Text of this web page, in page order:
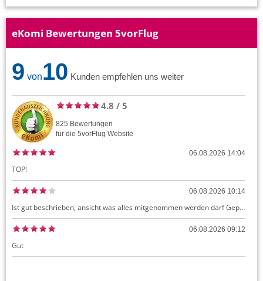
eKomi Bewertungen 5vorFlug
9 von10 Kunden empfehlen uns weiter
4.8 / 5
825 Bewertungen
für die 5vorFlug Website
06.08.2026 14:04
TOP!
06.08.2026 10:14
Ist gut beschrieben, ansicht was alles mitgenommen werden darf Gepäck dürfte auch kostenloses Handgepäck umfassen, ansonsten sehr easy zu machen
06.08.2026 09:12
Gut